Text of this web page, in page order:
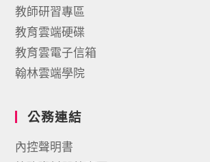
教師研習專區
教育雲端硬碟
教育雲電子信箱
翰林雲端學院
公務連結
內控聲明書